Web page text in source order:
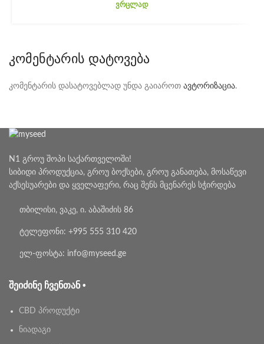
ᲕᲠᲪᲚᲐᲓ
ᲙᲝᲛᲔᲜᲢᲐᲠᲘᲡ ᲓᲐᲢᲝᲕᲔᲑᲐ
კომენტარის დასატოვებლად უნდა გაიაროთ ავტორიზაცია.
N1 გროუ შოპი საქართველოში!
სიბიდი პროდუქცია, გროუ ბოქსები, გროუ განათება, მოსაწევი
აქსესუარები და ყველაფერი, რაც შენს მცენარეს სჭირდება
თბილისი, ვაკე, ი. აბაშიძის 86
ტელეფონი: +995 555 310 420
ელ-ფოსტა: info@myseed.ge
ᲨᲔᲘᲫᲘᲜᲔ ᲩᲕᲔᲜᲗᲐᲜ •
CBD პროდუქტი
ნიადაგი